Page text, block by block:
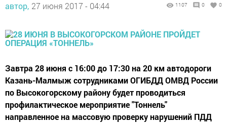
автор, 27 июня 2017 - 04:44 1107 0 0
Завтра 28 июня с 16:00 до 17:30 на 20 км автодороги
Казань-Малмыж сотрудниками ОГИБДД ОМВД России
по Высокогорскому району будет проводиться
профилактическое мероприятие "Тоннель"
направленное на массовую проверку нарушений ПДД